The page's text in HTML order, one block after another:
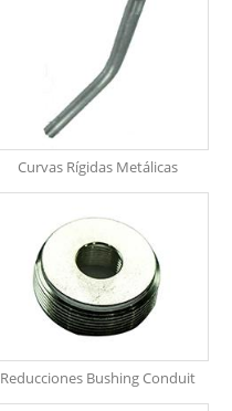
Curvas Rígidas Metálicas
Reducciones Bushing Conduit